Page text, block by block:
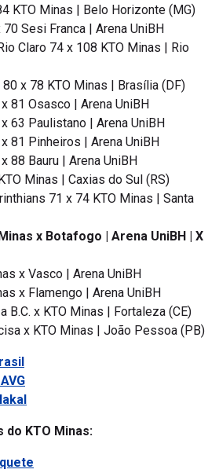
KTO Minas | Belo Horizonte (MG)
Sesi Franca | Arena UniBH
Claro 74 x 108 KTO Minas | Rio
x 78 KTO Minas | Brasília (DF)
81 Osasco | Arena UniBH
63 Paulistano | Arena UniBH
81 Pinheiros | Arena UniBH
88 Bauru | Arena UniBH
Minas | Caxias do Sul (RS)
71 x 74 KTO Minas | Santa
x Botafogo | Arena UniBH | X
x Vasco | Arena UniBH
x Flamengo | Arena UniBH
x KTO Minas | Fortaleza (CE)
x KTO Minas | João Pessoa (PB)
do KTO Minas: